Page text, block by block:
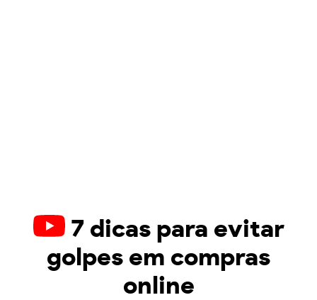
7 dicas para evitar
golpes em compras
online